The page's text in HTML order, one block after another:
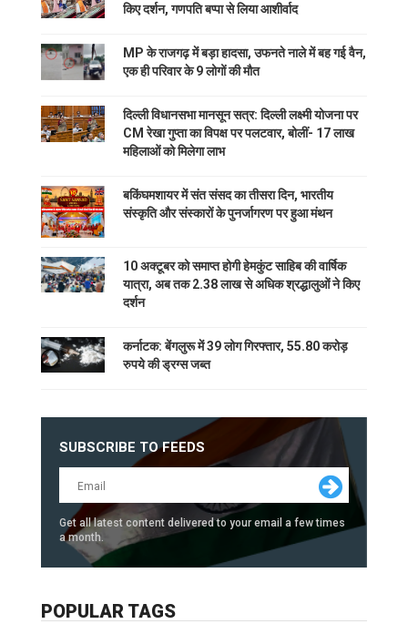
किए दर्शन, गणपति बप्पा से लिया आशीर्वाद
MP के राजगढ़ में बड़ा हादसा, उफनते नाले में बह गई वैन,
एक ही परिवार के 9 लोगों की मौत
दिल्ली विधानसभा मानसून सत्र: दिल्ली लक्ष्मी योजना पर
CM रेखा गुप्ता का विपक्ष पर पलटवार, बोलीं- 17 लाख
महिलाओं को मिलेगा लाभ
बकिंघमशायर में संत संसद का तीसरा दिन, भारतीय
संस्कृति और संस्कारों के पुनर्जागरण पर हुआ मंथन
10 अक्टूबर को समाप्त होगी हेमकुंट साहिब की वार्षिक
यात्रा, अब तक 2.38 लाख से अधिक श्रद्धालुओं ने किए
दर्शन
कर्नाटक: बेंगलुरू में 39 लोग गिरफ्तार, 55.80 करोड़
रुपये की ड्रग्स जब्त
SUBSCRIBE TO FEEDS
Get all latest content delivered to your email a few times
a month.
POPULAR TAGS